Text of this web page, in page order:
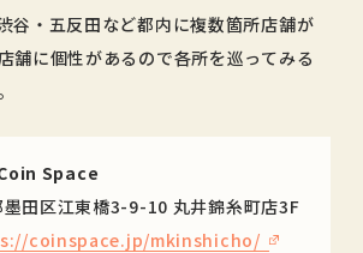
谷・五反田など都内に複数箇所店舗が
舗に個性があるので各所を巡ってみる
Space
田区江東橋3-9-10 丸井錦糸町店3F
coinspace.jp/mkinshicho/